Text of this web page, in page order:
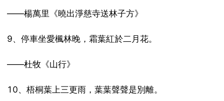
——楊萬里《曉出淨慈寺送林子方》
9、停車坐愛楓林晚，霜葉紅於二月花。
——杜牧《山行》
10、梧桐葉上三更雨，葉葉聲聲是別離。